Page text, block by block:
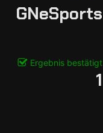
GNeSports
Ergebnis bestätigt
1